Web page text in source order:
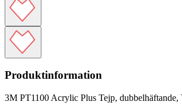
Produktinformation
3M PT1100 Acrylic Plus Tejp,